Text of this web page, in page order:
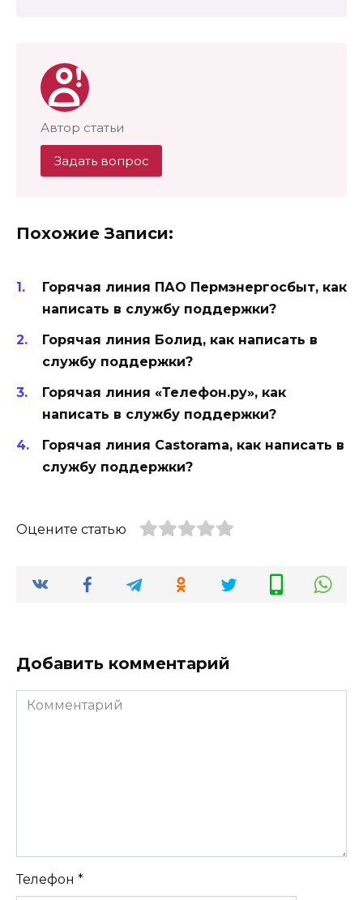
Автор статьи
Задать вопрос
Похожие Записи:
Горячая линия ПАО Пермэнергосбыт, как
написать в службу поддержки?
Горячая линия Болид, как написать в
службу поддержки?
Горячая линия «Телефон.ру», как
написать в службу поддержки?
Горячая линия Castorama, как написать в
службу поддержки?
Оцените статью
Добавить комментарий
Комментарий
Телефон *